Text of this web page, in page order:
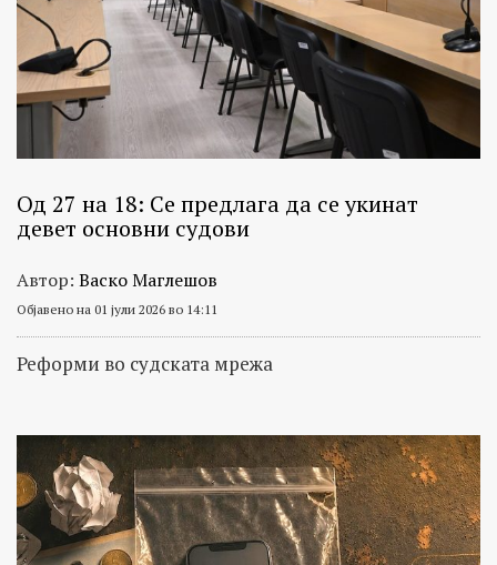
Од 27 на 18: Се предлага да се укинат
девет основни судови
Автор: Васко Маглешов
Објавено на 01 јули 2026 во 14:11
Реформи во судската мрежа